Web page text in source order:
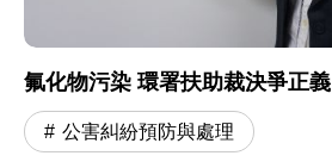
氟化物污染 環署扶助裁決爭正義
公害糾紛預防與處理